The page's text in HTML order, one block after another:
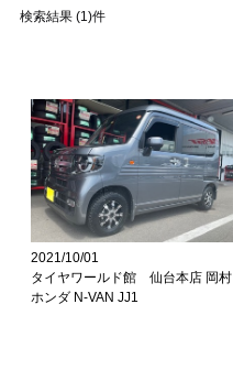
検索結果 (1)件
2021/10/01
タイヤワールド館 仙台本店 岡村
ホンダ N-VAN JJ1